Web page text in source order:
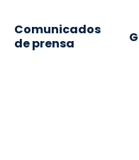
Comunicados
de prensa